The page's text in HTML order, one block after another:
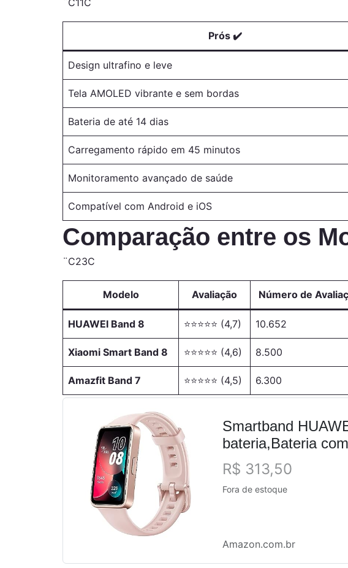
¨C11C
Prós ✔️
Design ultrafino e leve
Tela AMOLED vibrante e sem bordas
Bateria de até 14 dias
Carregamento rápido em 45 minutos
Monitoramento avançado de saúde
Compatível com Android e iOS
Comparação entre os
¨C23C
Modelo Avaliação Número de
HUAWEI Band 8 ⭐⭐⭐⭐⭐ (4,7) 10.652
Xiaomi Smart Band 8 ⭐⭐⭐⭐⭐ (4,6) 8.500
Amazfit Band 7 ⭐⭐⭐⭐⭐ (4,5) 6.300
Smartband
bateria,Bateria
de mensagens,...
R$ 313,50
Fora de estoque
Amazon.com.br